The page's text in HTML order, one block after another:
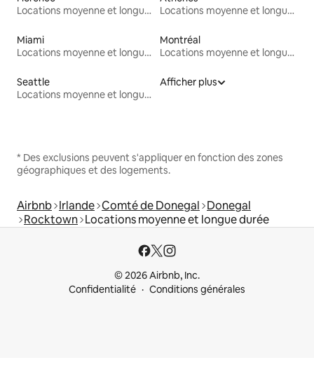
Locations moyenne et longue durée
Locations moyenne et longue durée
Miami
Locations moyenne et longue durée
Montréal
Locations moyenne et longue durée
Seattle
Locations moyenne et longue durée
Afficher plus
* Des exclusions peuvent s'appliquer en fonction des zones
géographiques et des logements.
Airbnb Irlande Comté de Donegal Donegal
Rocktown Locations moyenne et longue durée
© 2026 Airbnb, Inc.
Confidentialité
Conditions générales